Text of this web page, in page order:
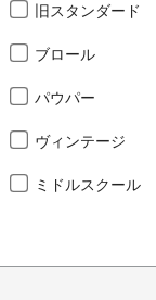
旧スタンダード
ブロール
パウパー
ヴィンテージ
ミドルスクール